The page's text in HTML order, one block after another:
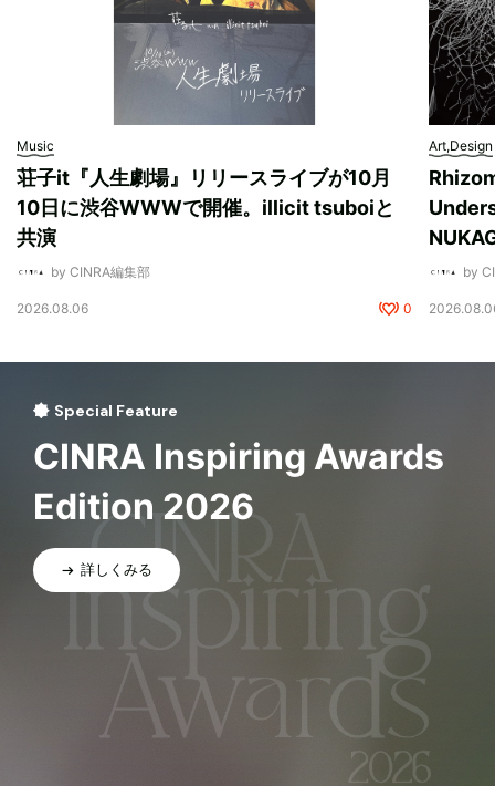
Music
荘子it『人生劇場』リリースライブが10月
10日に渋谷WWWで開催。illicit tsuboiと
共演
by CINRA編集部
2026.08.06 0
Art,Design
by
Special Feature
CINRA Inspiring Awards
Edition 2026
詳しくみる